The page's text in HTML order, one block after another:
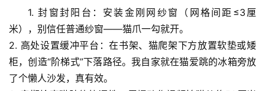
生
科
学
1. 封窗封阳台 ：安装金刚网纱窗（网格间距≤3厘
米），别信任普通纱窗——猫爪一勾就开。
2. 高处设置缓冲平台 ：在书架、猫爬架下方放置软垫或矮
柜，创造“阶梯式”下落路径。我自家就在猫爱跳的冰箱旁放
了个懒人沙发，真有效。